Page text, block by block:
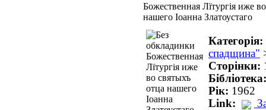
Божественная Лїтургія иже
нашего Іоанна Златоустаго
Категорія:
спадщина"
Сторінки:
Рік: 1962
Link: